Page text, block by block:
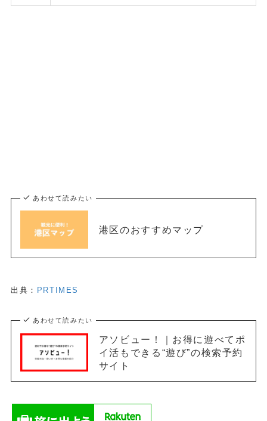
あわせて読みたい
港区のおすすめマップ
出典： PRTIMES
あわせて読みたい
アソビュー！｜お得に遊べてポ
イ活もできる“遊び”の検索予約
サイト